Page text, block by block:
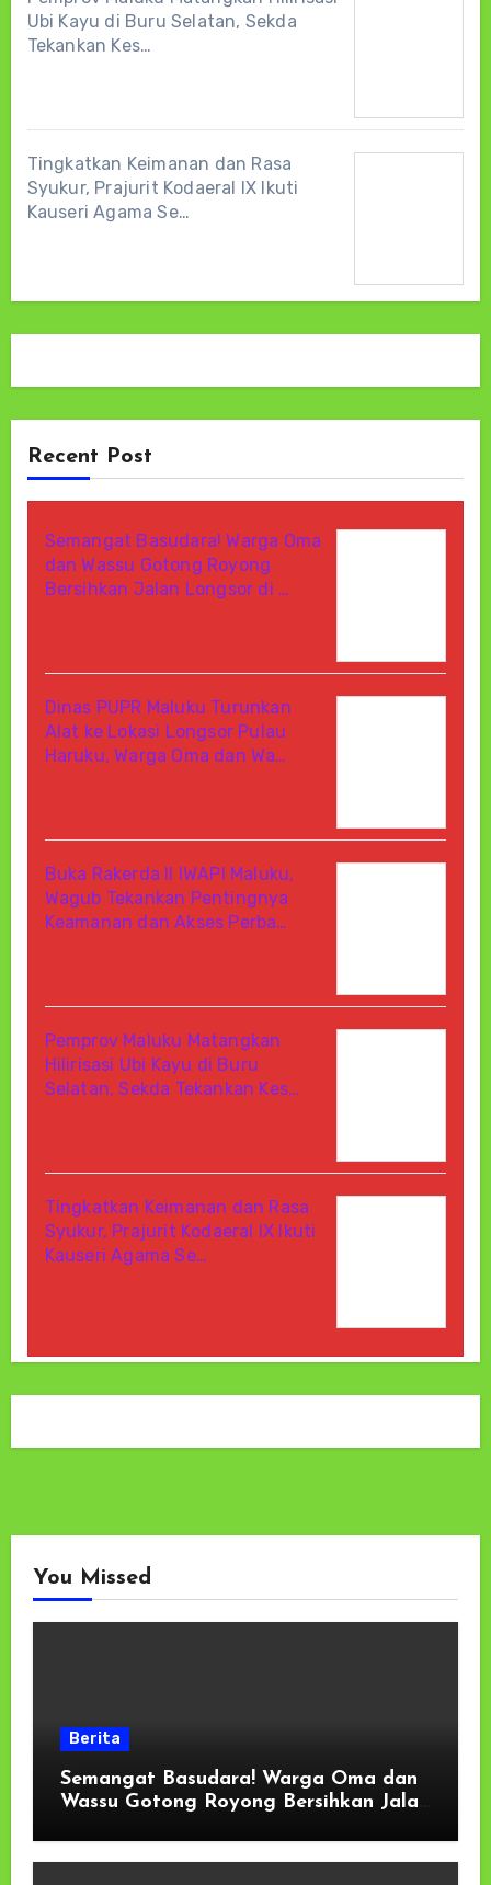
Ubi Kayu di Buru Selatan, Sekda
Tekankan Kes…
Tingkatkan Keimanan dan Rasa
Syukur, Prajurit Kodaeral IX Ikuti
Kauseri Agama Se…
Recent Post
Semangat Basudara! Warga Oma
dan Wassu Gotong Royong
Bersihkan Jalan Longsor di …
Dinas PUPR Maluku Turunkan
Alat ke Lokasi Longsor Pulau
Haruku, Warga Oma dan Wa…
Buka Rakerda II IWAPI Maluku,
Wagub Tekankan Pentingnya
Keamanan dan Akses Perba…
Pemprov Maluku Matangkan
Hilirisasi Ubi Kayu di Buru
Selatan, Sekda Tekankan Kes…
Tingkatkan Keimanan dan Rasa
Syukur, Prajurit Kodaeral IX Ikuti
Kauseri Agama Se…
You Missed
Berita
Semangat Basudara! Warga Oma dan
Wassu Gotong Royong Bersihkan Jalan